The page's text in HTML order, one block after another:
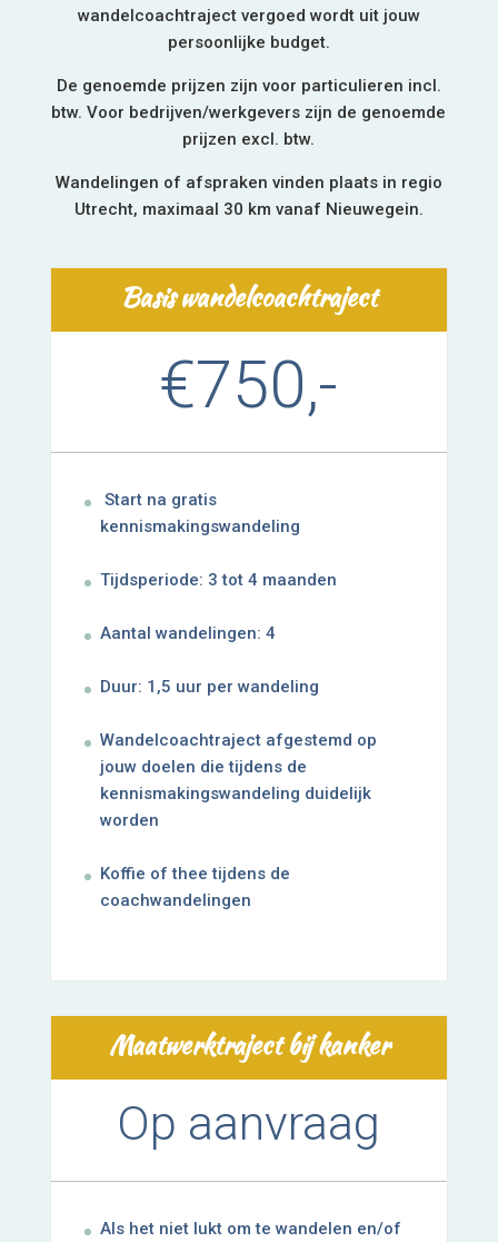
wandelcoachtraject vergoed wordt uit jouw
persoonlijke budget.
De genoemde prijzen zijn voor particulieren incl.
btw. Voor bedrijven/werkgevers zijn de genoemde
prijzen excl. btw.
Wandelingen of afspraken vinden plaats in regio
Utrecht, maximaal 30 km vanaf Nieuwegein.
Basis wandelcoachtraject
€750,-
Start na gratis
kennismakingswandeling
Tijdsperiode: 3 tot 4 maanden
Aantal wandelingen: 4
Duur: 1,5 uur per wandeling
Wandelcoachtraject afgestemd op
jouw doelen die tijdens de
kennismakingswandeling duidelijk
worden
Koffie of thee tijdens de
coachwandelingen
Maatwerktraject bij kanker
Op aanvraag
Als het niet lukt om te wandelen en/of